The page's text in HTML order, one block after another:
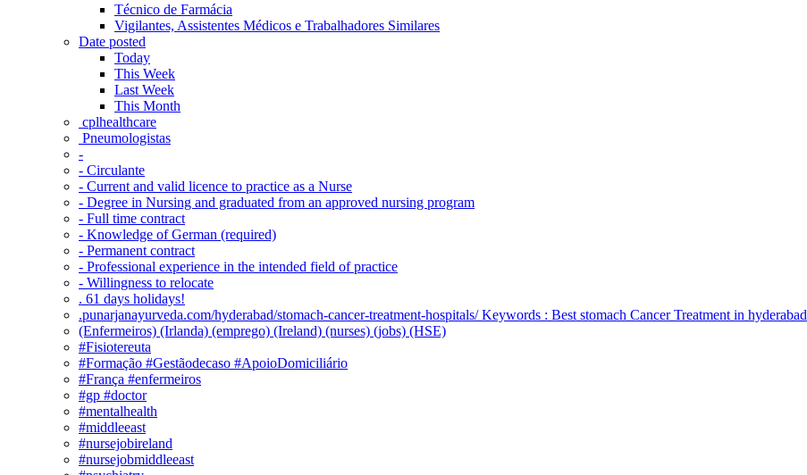
Técnico de Farmácia
Vigilantes, Assistentes Médicos e Trabalhadores Similares
Date posted
Today
This Week
Last Week
This Month
‎ cplhealthcare‬
Pneumologistas
-
- Circulante
- Current and valid licence to practice as a Nurse
- Degree in Nursing and graduated from an approved nursing program
- Full time contract
- Knowledge of German (required)
- Permanent contract
- Professional experience in the intended field of practice
- Willingness to relocate
. 61 days holidays!
.punarjanayurveda.com/hyderabad/stomach-cancer-treatment-hospitals/ Keywords : Best stomach Cancer Treatment in hyderabad
(Enfermeiros) (Irlanda) (emprego) (Ireland) (nurses) (jobs) (HSE)
#Fisiotereuta
#Formação #Gestãodecaso #ApoioDomiciliário
#França #enfermeiros
#gp #doctor
#mentalhealth
#middleeast
#nursejobireland
#nursejobmiddleeast